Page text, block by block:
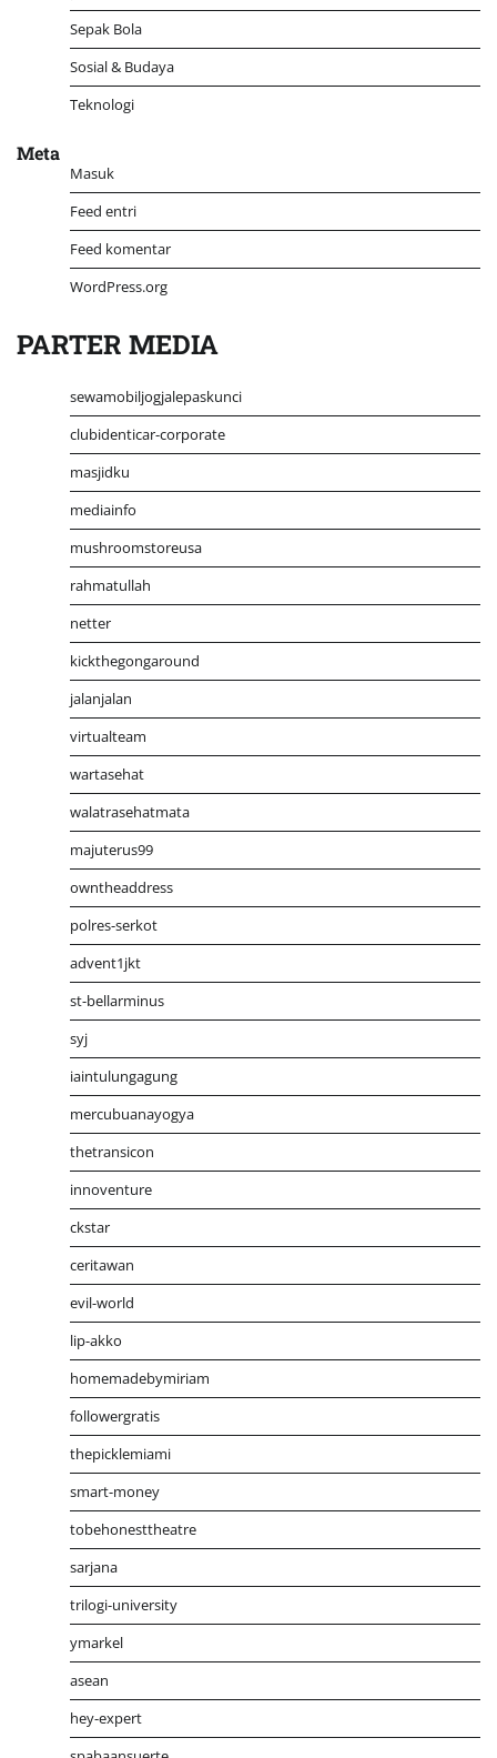
Sepak Bola
Sosial & Budaya
Teknologi
Meta
Masuk
Feed entri
Feed komentar
WordPress.org
PARTER MEDIA
sewamobiljogjalepaskunci
clubidenticar-corporate
masjidku
mediainfo
mushroomstoreusa
rahmatullah
netter
kickthegongaround
jalanjalan
virtualteam
wartasehat
walatrasehatmata
majuterus99
owntheaddress
polres-serkot
advent1jkt
st-bellarminus
syj
iaintulungagung
mercubuanayogya
thetransicon
innoventure
ckstar
ceritawan
evil-world
lip-akko
homemadebymiriam
followergratis
thepicklemiami
smart-money
tobehonesttheatre
sarjana
trilogi-university
ymarkel
asean
hey-expert